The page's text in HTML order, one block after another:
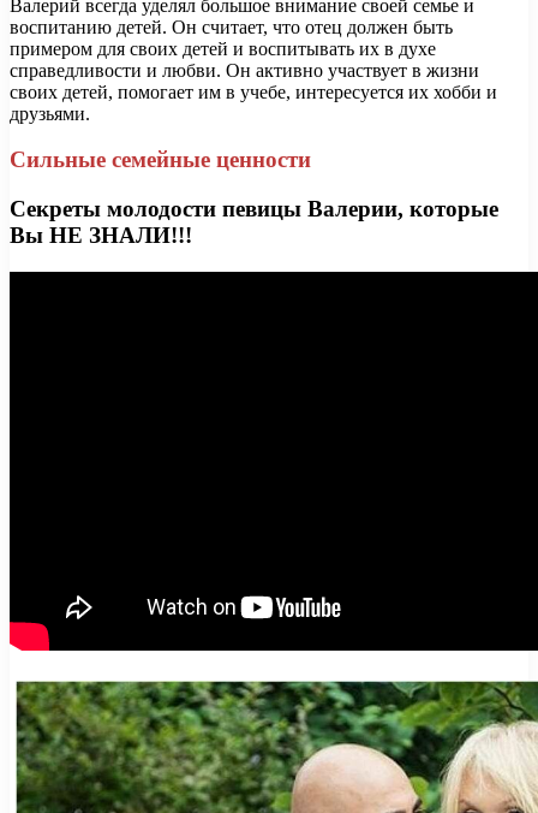
Валерий всегда уделял большое внимание своей семье и
воспитанию детей. Он считает, что отец должен быть
примером для своих детей и воспитывать их в духе
справедливости и любви. Он активно участвует в жизни
своих детей, помогает им в учебе, интересуется их хобби и
друзьями.
Сильные семейные ценности
Секреты молодости певицы Валерии, которые
Вы НЕ ЗНАЛИ!!!